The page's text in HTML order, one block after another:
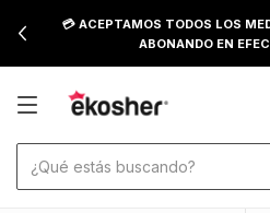
💳 ACEPTAMOS TODOS LOS
ABONANDO EN